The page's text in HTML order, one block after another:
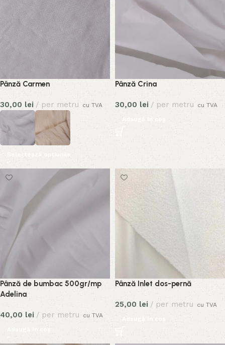
Pânză Carmen
30,00 lei per metru cu TVA
Selectează opțiunile
Pânză Crina
30,00 lei per metru
cu TVA
Adaugă în coș
Pânză de bumbac 500gr/mp
Adelina
40,00 lei per metru
cu TVA
Adaugă în coș
Pânză Inlet dos-pernă
25,00 lei per metru
cu TVA
Adaugă în coș